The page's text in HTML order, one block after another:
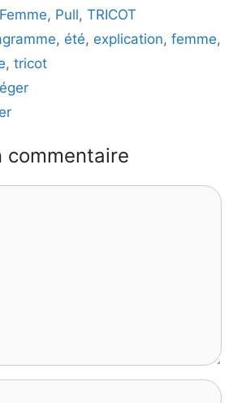
Femme, Pull,TRICOT
, été, explication,femme,
, tricot
commentaire